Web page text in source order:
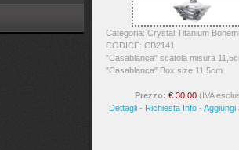
Categoria: Crystal Titanium
CODICE: CB2141
"Casablanca" scatola misura
"Casablanca" Box size 11,5cm
Prezzo: € 30,00(IVA
Dettagli- Richiesta Info- Aggiungi